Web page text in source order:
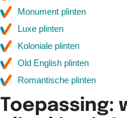
Monument plinten
Luxe plinten
Koloniale plinten
Old English plinten
Romantische plinten
Toepassing: